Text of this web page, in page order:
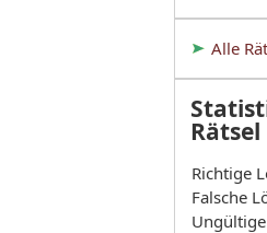
Alle
Rätsel
Richtige
Falsche